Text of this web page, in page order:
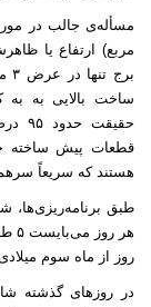
مربع) ارتفاع یا
برج تنها در عرض ۳ ماه ساخته شود
ساخت بالایی به
قطعات پیش ساخته
هستند که سریعاً
روز از ماه سوم
در روزهای گذشته